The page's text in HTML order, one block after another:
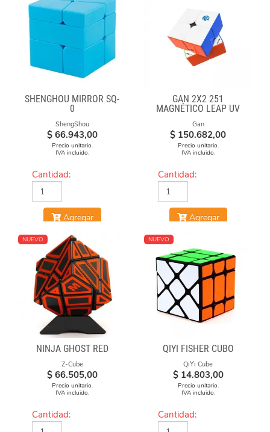
SHENGHOU MIRROR SQ-
0
ShengShou
$ 66.943,00
Precio unitario.
IVA incluido.
Cantidad:
Agregar
GAN 2X2 251
MAGNÉTICO LEAP UV
Gan
$ 150.682,00
Precio unitario.
IVA incluido.
Cantidad:
Agregar
NUEVO
NINJA GHOST RED
Z-Cube
$ 66.505,00
Precio unitario.
IVA incluido.
Cantidad:
NUEVO
QIYI FISHER CUBO
QiYi Cube
$ 14.803,00
Precio unitario.
IVA incluido.
Cantidad: